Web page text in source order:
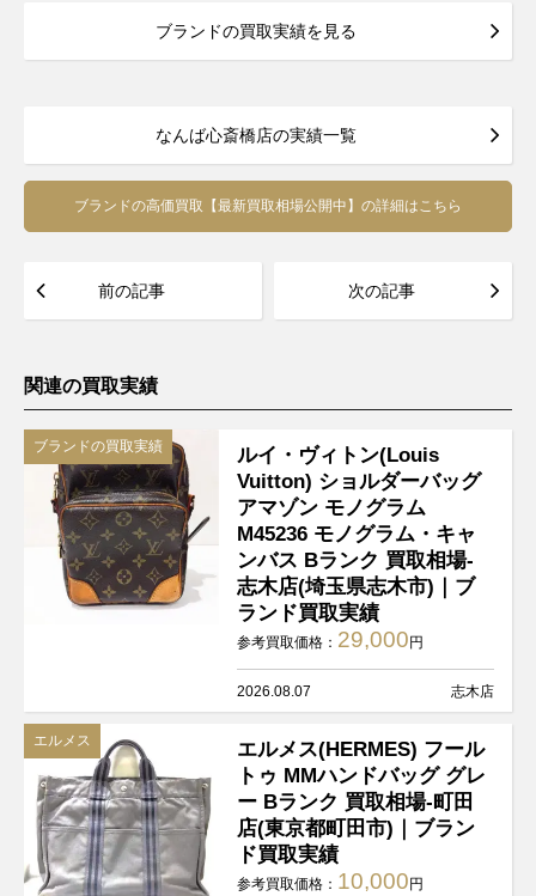
ブランドの買取実績を見る
なんば心斎橋店の実績一覧
ブランドの高価買取【最新買取相場公開中】の詳細はこちら
前の記事 次の記事
関連の買取実績
ブランドの買取実績
ルイ・ヴィトン(Louis
Vuitton) ショルダーバッグ
アマゾン モノグラム
M45236 モノグラム・キャ
ンバス Bランク 買取相場-
志木店(埼玉県志木市)｜ブ
ランド買取実績
参考買取価格： 29,000 円
2026.08.07 志木店
エルメス
エルメス(HERMES) フール
トゥ MMハンドバッグ グレ
ー Bランク 買取相場-町田
店(東京都町田市)｜ブラン
ド買取実績
参考買取価格： 10,000 円